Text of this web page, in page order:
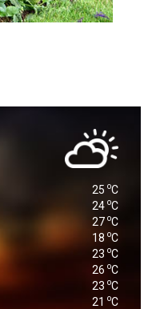
25 oC
24 oC
27 oC
18 oC
23 oC
26 oC
23 oC
21 oC